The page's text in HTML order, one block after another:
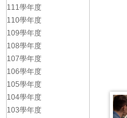
111學年度
110學年度
109學年度
108學年度
107學年度
106學年度
105學年度
104學年度
103學年度